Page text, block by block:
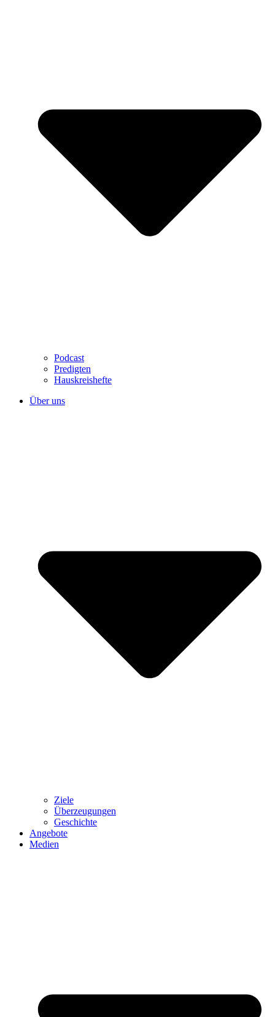
Podcast
Predigten
Hauskreishefte
Über uns
Ziele
Überzeugungen
Geschichte
Angebote
Medien